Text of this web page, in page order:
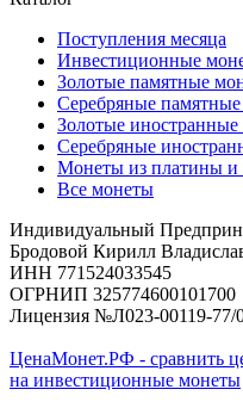
Поступления месяца
Инвестиционные
Золотые памятные
Серебряные
Золотые
Серебряные
Монеты из платины и
Все монеты
Индивидуальный
Бродовой Кирилл
ИНН 771524033545
ОГРНИП 325774600101700
Лицензия №Л023-00119-77/
ЦенаМонет.РФ - сравнить
на инвестиционные монеты